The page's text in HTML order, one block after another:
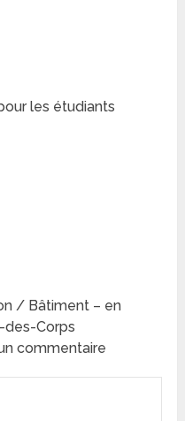
les étudiants
/ Bâtiment – en
des-Corps
commentaire